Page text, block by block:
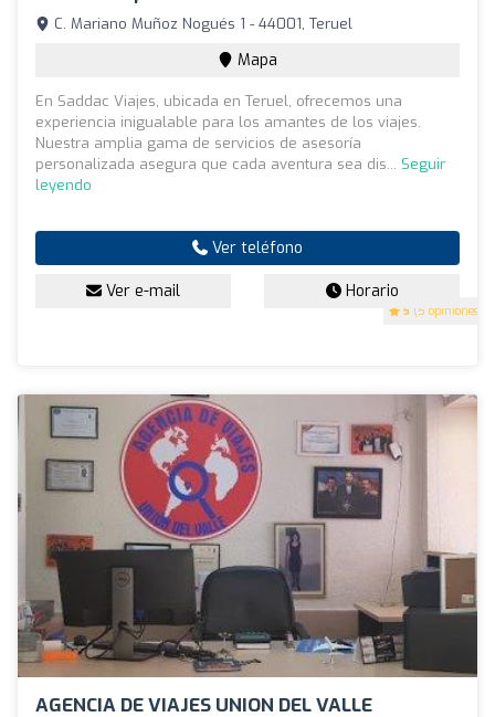
5 (5 opiniones)
C. Mariano Muñoz Nogués 1 - 44001, Teruel
Mapa
En Saddac Viajes, ubicada en Teruel, ofrecemos una
experiencia inigualable para los amantes de los viajes.
Nuestra amplia gama de servicios de asesoría
personalizada asegura que cada aventura sea dis... Seguir
leyendo
Ver teléfono
Ver e-mail Horario
AGENCIA DE VIAJES UNION DEL VALLE